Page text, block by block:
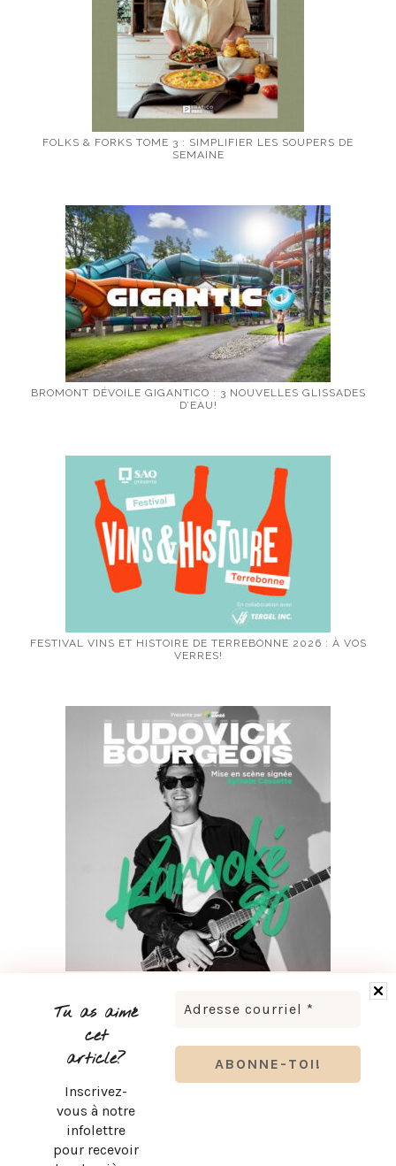
Tu as aimé
cet
article?
Inscrivez-
vous à notre
infolettre
pour recevoir
FOLKS & FORKS TOME 3 : SIMPLIFIER LES SOUPERS DE
SEMAINE
BROMONT DÉVOILE GIGANTICO : 3 NOUVELLES GLISSADES
D’EAU!
FESTIVAL VINS ET HISTOIRE DE TERREBONNE 2026 : À VOS
VERRES!